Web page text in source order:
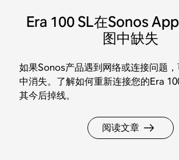
Era 100 SL在Sonos
图中缺失
如果Sonos产品遇到网络或连接问题
中消失。了解如何重新连接您的Era
其今后掉线。
阅读文章